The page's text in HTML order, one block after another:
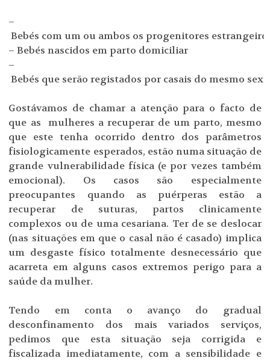
–
Bebés com um ou ambos os progenitores
– Bebés nascidos em parto domiciliar
–
Bebés que serão registados por casais do mesmo sexo
Gostávamos de chamar a atenção para o facto de
que as mulheres a recuperar de um parto, mesmo
que este tenha ocorrido dentro dos parâmetros
fisiologicamente esperados, estão numa situação de
grande vulnerabilidade física (e por vezes também
emocional). Os casos são especialmente
preocupantes quando as puérperas estão a
recuperar de suturas, partos clinicamente
complexos ou de uma cesariana. Ter de se deslocar
(nas situações em que o casal não é casado) implica
um desgaste físico totalmente desnecessário que
acarreta em alguns casos extremos perigo para a
saúde da mulher.
Tendo em conta o avanço do gradual
desconfinamento dos mais variados serviços,
pedimos que esta situação seja corrigida e
fiscalizada imediatamente, com a sensibilidade e